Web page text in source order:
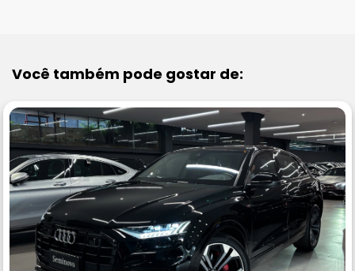
Você também pode gostar de: